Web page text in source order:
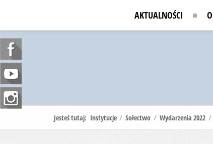
AKTUALNOŚCI
Jesteś tutaj: Instytucje / Sołectwo / Wydarzenia 2022 /